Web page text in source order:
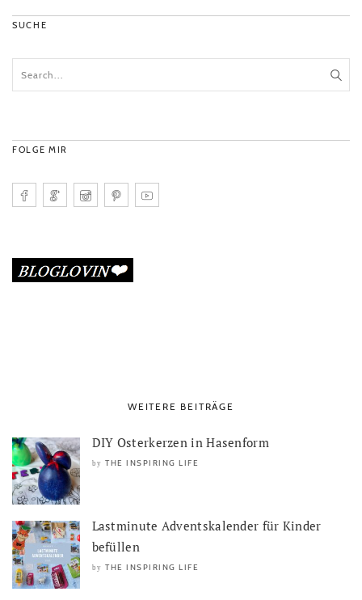
SUCHE
FOLGE MIR
WEITERE BEITRÄGE
DIY Osterkerzen in Hasenform
by THE INSPIRING LIFE
Lastminute Adventskalender für Kinder
befüllen
by THE INSPIRING LIFE